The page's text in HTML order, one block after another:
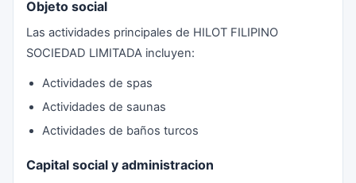
Objeto social
Las actividades principales de HILOT FILIPINO
SOCIEDAD LIMITADA incluyen:
Actividades de spas
Actividades de saunas
Actividades de baños turcos
Capital social y administracion